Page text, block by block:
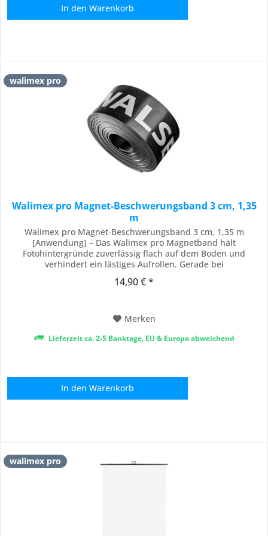
In den Warenkorb
walimex pro
Walimex pro Magnet-Beschwerungsband 3 cm, 1,35
m
Walimex pro Magnet-Beschwerungsband 3 cm, 1,35 m
[Anwendung] – Das Walimex pro Magnetband hält
Fotohintergründe zuverlässig flach auf dem Boden und
verhindert ein lästiges Aufrollen. Gerade bei
Erscheinungsbild – ideal für professionelle Studioaufnahmen
14,90 € *
Merken
Lieferzeit ca. 2-5 Banktage, EU & Europa abweichend
In den Warenkorb
walimex pro